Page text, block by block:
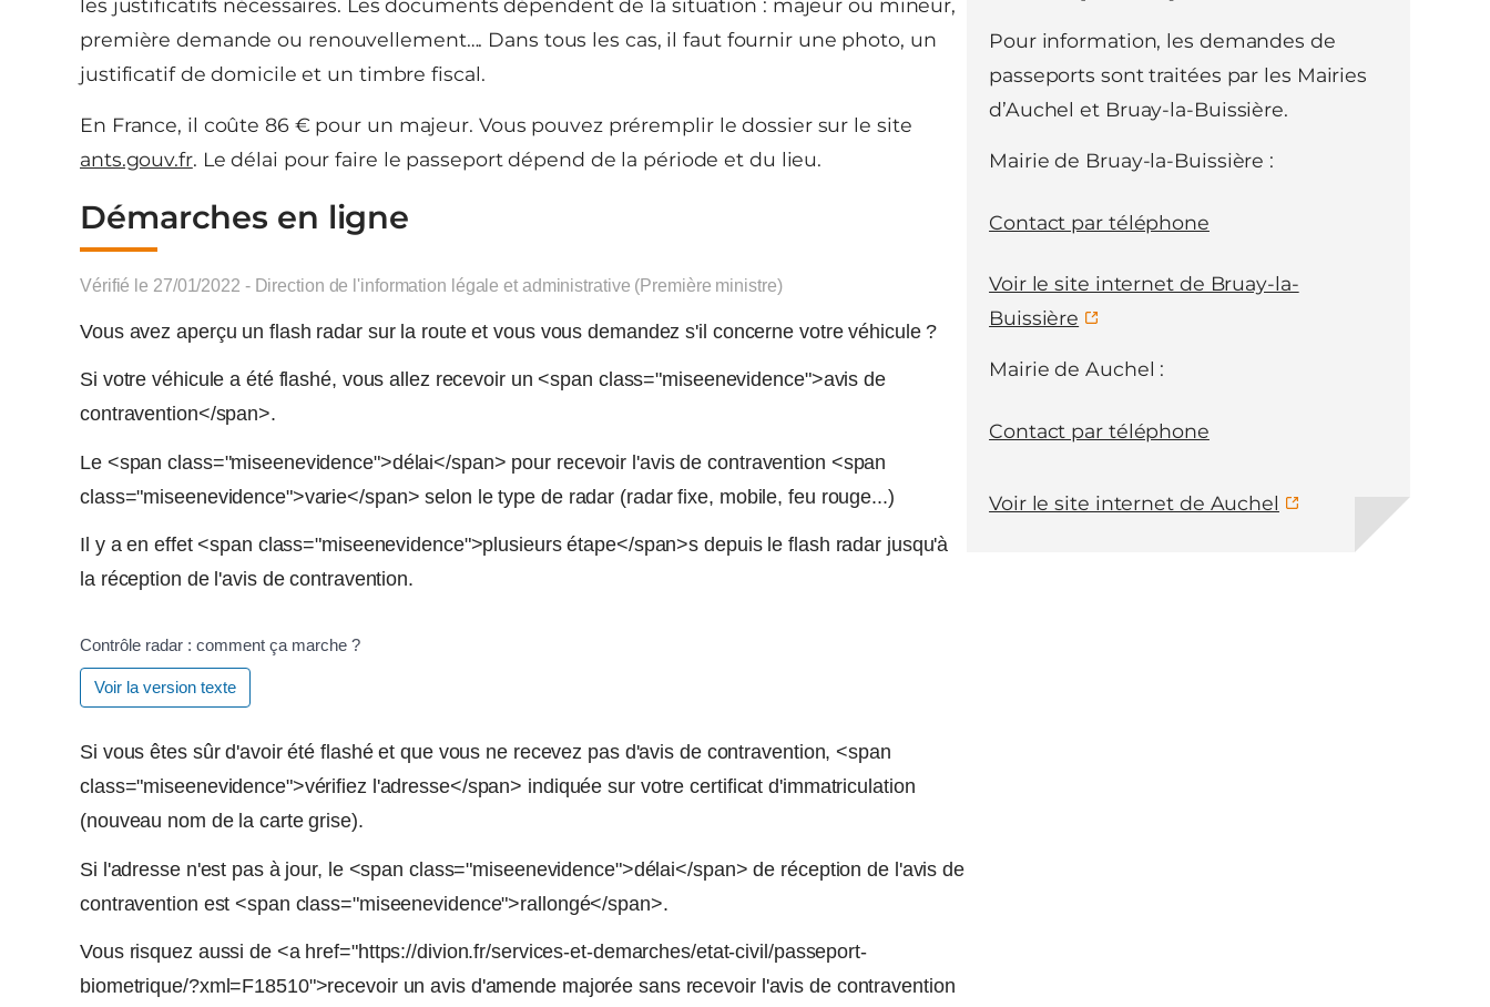
les justificatifs nécessaires. Les documents dépendent de la situation : majeur ou mineur,
première demande ou renouvellement…. Dans tous les cas, il faut fournir une photo, un
justificatif de domicile et un timbre fiscal.
En France, il coûte 86 € pour un majeur. Vous pouvez préremplir le dossier sur le site
ants.gouv.fr. Le délai pour faire le passeport dépend de la période et du lieu.
Démarches en ligne
Vérifié le 27/01/2022 - Direction de l'information légale et administrative (Première ministre)
Vous avez aperçu un flash radar sur la route et vous vous demandez s'il concerne votre véhicule ?
Si votre véhicule a été flashé, vous allez recevoir un <span class="miseenevidence">avis de
contravention</span>.
Le <span class="miseenevidence">délai</span> pour recevoir l'avis de contravention <span
class="miseenevidence">varie</span> selon le type de radar (radar fixe, mobile, feu rouge...)
Il y a en effet <span class="miseenevidence">plusieurs étape</span>s depuis le flash radar jusqu'à
la réception de l'avis de contravention.
Contrôle radar : comment ça marche ?
Voir la version texte
Si vous êtes sûr d'avoir été flashé et que vous ne recevez pas d'avis de contravention, <span
class="miseenevidence">vérifiez l'adresse</span> indiquée sur votre certificat d'immatriculation
(nouveau nom de la carte grise).
Si l'adresse n'est pas à jour, le <span class="miseenevidence">délai</span> de réception de l'avis de
contravention est <span class="miseenevidence">rallongé</span>.
Vous risquez aussi de <a href="https://divion.fr/services-et-demarches/etat-civil/passeport-
biometrique/?xml=F18510">recevoir un avis d'amende majorée sans recevoir l'avis de contravention
Pour information, les demandes de
passeports sont traitées par les Mairies
d’Auchel et Bruay-la-Buissière.
Mairie de Bruay-la-Buissière :
Contact par téléphone
Voir le site internet de Bruay-la-
Buissière
Mairie de Auchel :
Contact par téléphone
Voir le site internet de Auchel